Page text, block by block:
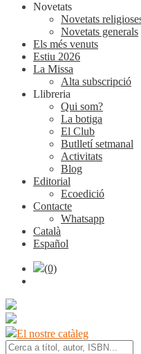
Novetats
Novetats
Novetats generals
Els més venuts
Estiu 2026
La Missa
Alta subscripció
Llibreria
Qui som?
La botiga
El Club
Butlletí setmanal
Activitats
Blog
Editorial
Ecoedició
Contacte
Whatsapp
Català
Español
(0)
El nostre catàleg